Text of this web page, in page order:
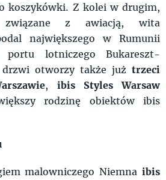
koszykówki. Z kolei w drugim,
z awiacją, wita
największego w Rumunii
portu lotniczego Bukareszt-
otworzy także już trzeci
, ibis Styles Warsaw
rodzinę obiektów ibis
malowniczego Niemna ibis